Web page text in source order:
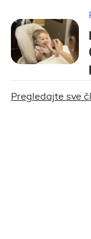
Pregledajte sve